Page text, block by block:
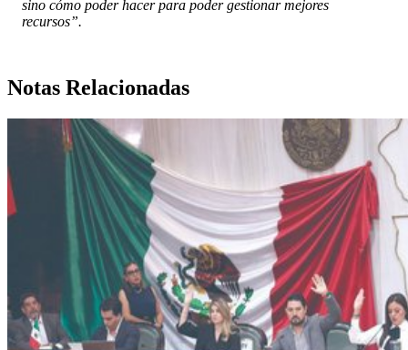
sino cómo poder hacer para poder gestionar mejores
recursos”.
Notas Relacionadas